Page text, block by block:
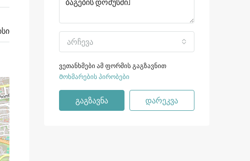
არჩევა
ვეთანხმები ამ ფორმის გაგზავნით
Მოხმარების პირობები
გაგზავნა დარეკვა